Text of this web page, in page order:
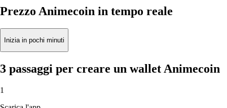
Prezzo Animecoin in tempo reale
Inizia in pochi minuti
3 passaggi per creare un wallet Animecoin
1